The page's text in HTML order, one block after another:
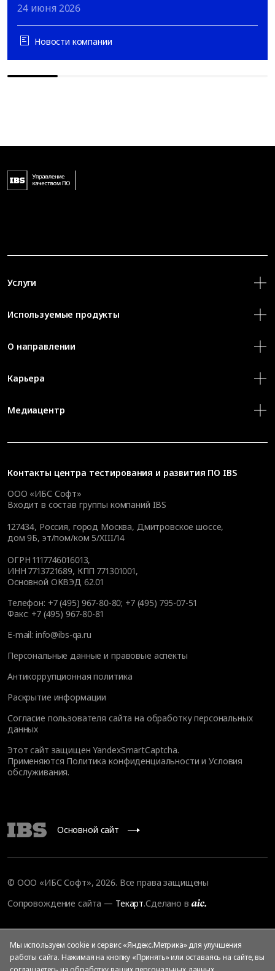
24 июня 2026
Новости компании
Контакты центра тестирования и развития ПО IBS
ООО «ИБС Софт»
Входит в состав группы компаний IBS
127434, Россия, город Москва, Дмитровское шоссе,
дом 9Б, эт/пом/ком 5/XIII/14
ОГРН 1117746016013,
ИНН 7713721689, КПП 771301001,
Основной ОКВЭД 62.01
Телефон: +7 (495) 967-80-80; +7 (495) 795-07-51
Факс: +7 (495) 967-80-81
E-mail: info@ibs-qa.ru
Персональные данные и правовые аспекты
Антикоррупционная политика
Раскрытие информации
Согласие пользователя сайта на обработку персональных
данных
Этот сайт защищен YandexSmartCaptcha.
Применяются Политика конфиденциальности иУсловия
обслуживания.
Услуги
Используемые продукты
О направлении
Карьера
Медиацентр
Основной сайт
© ООО «ИБС Софт», 2026. Все права защищены
Сопровождение сайта — Текарт.Сделано в
Мы используем cookie и сервис «Яндекс.Метрика» для улучшения
работы сайта. Нажимая на кнопку «Принять» или оставаясь на сайте, вы